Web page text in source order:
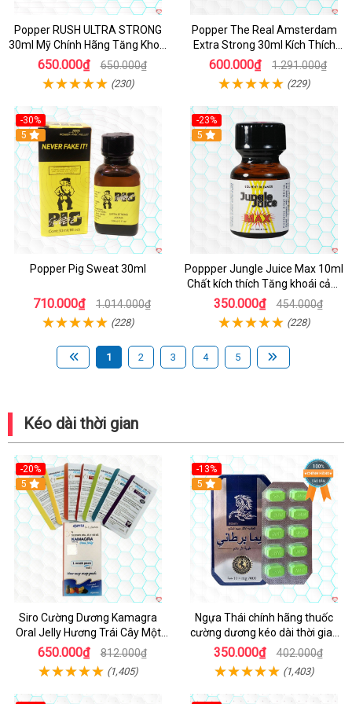
Popper RUSH ULTRA STRONG
30ml Mỹ Chính Hãng Tăng Khoái
Cảm
650.000₫ 650.000₫
(230)
Popper The Real Amsterdam
Extra Strong 30ml Kích Thích
Cường Độ Cao
600.000₫ 1.291.000₫
(229)
-30%
5
Popper Pig Sweat 30ml
710.000₫ 1.014.000₫
(228)
-23%
5
Poppper Jungle Juice Max 10ml
Chất kích thích Tăng khoái cảm
An toàn
350.000₫ 454.000₫
(228)
1 2 3 4 5
Kéo dài thời gian
-20%
5
Siro Cường Dương Kamagra
Oral Jelly Hương Trái Cây Một
Hộp 7 Gói 100g
650.000₫ 812.000₫
(1,405)
-13%
Hot
5
Ngựa Thái chính hãng thuốc
cường dương kéo dài thời gian
cho Nam hộp 10 viên
350.000₫ 402.000₫
(1,403)